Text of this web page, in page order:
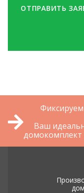
ОТПРАВИТЬ
Ваш
домокомплект